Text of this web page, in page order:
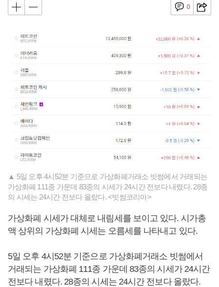
0
▲ 5일 오후 4시52분 기준으로 가상화폐거래소 빗썸에서 거래되는
가상화폐 111종 가운데 83종의 시세가 24시간 전보다 내렸다. 28종
의 시세는 24시간 전보다 올랐다. <빗썸코리아>
가상화폐 시세가 대체로 내림세를 보이고 있다. 시가총
액 상위의 가상화폐 시세는 오름세를 나타내고 있다.
5일 오후 4시52분 기준으로 가상화폐거래소 빗썸에서
거래되는 가상화폐 111종 가운데 83종의 시세가 24시간
전보다 내렸다. 28종의 시세는 24시간 전보다 올랐다.